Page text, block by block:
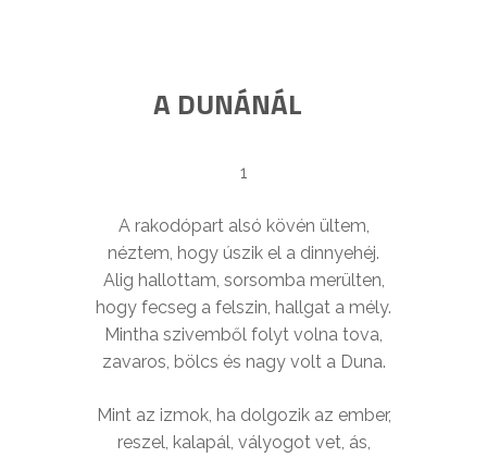
A DUNÁNÁL
1
A rakodópart alsó kövén ültem,
néztem, hogy úszik el a dinnyehéj.
Alig hallottam, sorsomba merülten,
hogy fecseg a felszin, hallgat a mély.
Mintha szivemből folyt volna tova,
zavaros, bölcs és nagy volt a Duna.
Mint az izmok, ha dolgozik az ember,
reszel, kalapál, vályogot vet, ás,